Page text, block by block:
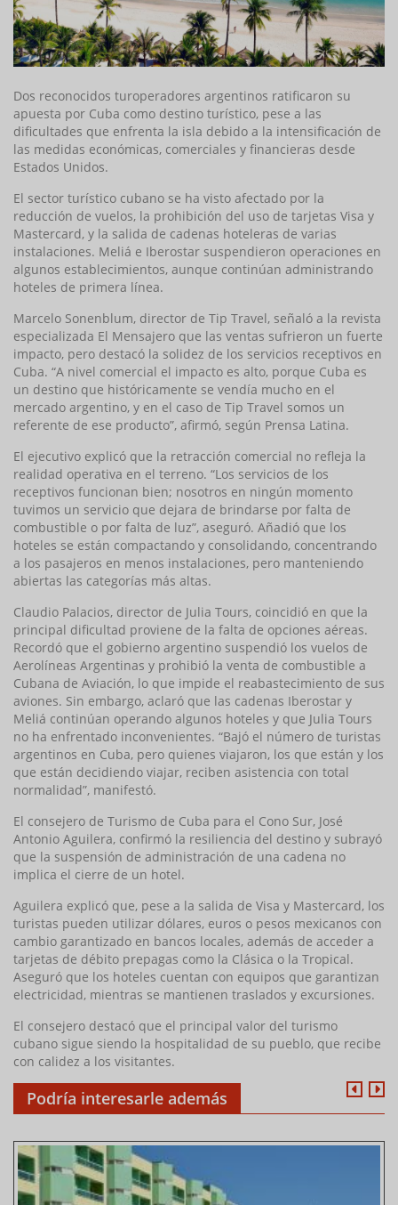
Dos reconocidos turoperadores argentinos ratificaron su
apuesta por Cuba como destino turístico, pese a las
dificultades que enfrenta la isla debido a la intensificación de
las medidas económicas, comerciales y financieras desde
Estados Unidos.
El sector turístico cubano se ha visto afectado por la
reducción de vuelos, la prohibición del uso de tarjetas Visa y
Mastercard, y la salida de cadenas hoteleras de varias
instalaciones. Meliá e Iberostar suspendieron operaciones en
algunos establecimientos, aunque continúan administrando
hoteles de primera línea.
Marcelo Sonenblum, director de Tip Travel, señaló a la revista
especializada El Mensajero que las ventas sufrieron un fuerte
impacto, pero destacó la solidez de los servicios receptivos en
Cuba. “A nivel comercial el impacto es alto, porque Cuba es
un destino que históricamente se vendía mucho en el
mercado argentino, y en el caso de Tip Travel somos un
referente de ese producto”, afirmó, según Prensa Latina.
El ejecutivo explicó que la retracción comercial no refleja la
realidad operativa en el terreno. “Los servicios de los
receptivos funcionan bien; nosotros en ningún momento
tuvimos un servicio que dejara de brindarse por falta de
combustible o por falta de luz”, aseguró. Añadió que los
hoteles se están compactando y consolidando, concentrando
a los pasajeros en menos instalaciones, pero manteniendo
abiertas las categorías más altas.
Claudio Palacios, director de Julia Tours, coincidió en que la
principal dificultad proviene de la falta de opciones aéreas.
Recordó que el gobierno argentino suspendió los vuelos de
Aerolíneas Argentinas y prohibió la venta de combustible a
Cubana de Aviación, lo que impide el reabastecimiento de sus
aviones. Sin embargo, aclaró que las cadenas Iberostar y
Meliá continúan operando algunos hoteles y que Julia Tours
no ha enfrentado inconvenientes. “Bajó el número de turistas
argentinos en Cuba, pero quienes viajaron, los que están y los
que están decidiendo viajar, reciben asistencia con total
normalidad”, manifestó.
El consejero de Turismo de Cuba para el Cono Sur, José
Antonio Aguilera, confirmó la resiliencia del destino y subrayó
que la suspensión de administración de una cadena no
implica el cierre de un hotel.
Aguilera explicó que, pese a la salida de Visa y Mastercard, los
turistas pueden utilizar dólares, euros o pesos mexicanos con
cambio garantizado en bancos locales, además de acceder a
tarjetas de débito prepagas como la Clásica o la Tropical.
Aseguró que los hoteles cuentan con equipos que garantizan
electricidad, mientras se mantienen traslados y excursiones.
El consejero destacó que el principal valor del turismo
cubano sigue siendo la hospitalidad de su pueblo, que recibe
con calidez a los visitantes.
Podría interesarle además